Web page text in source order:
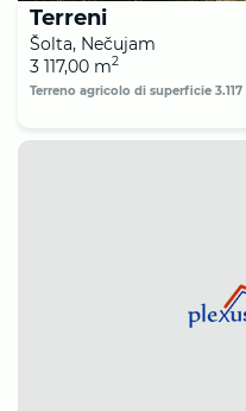
Terreni
Šolta, Nečujam
3 117,00 m2
Terreno agricolo di superficie